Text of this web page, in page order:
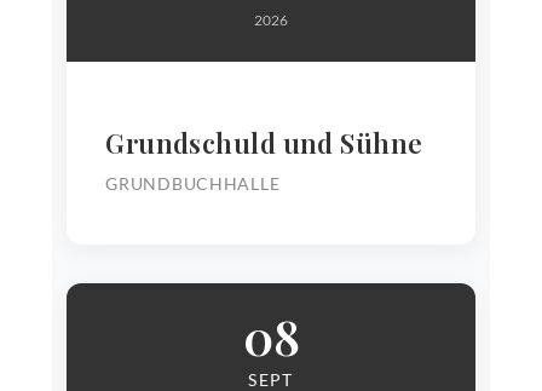
2026
Grundschuld und Sühne
GRUNDBUCHHALLE
08
SEPT